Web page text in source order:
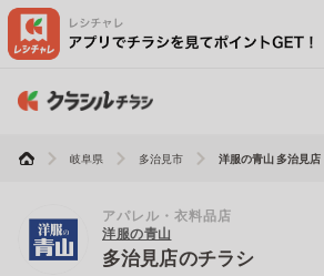
岐阜県 多治見市 洋服の青山 多治見店
アパレル・衣料品店
洋服の青山
多治見店のチラシ